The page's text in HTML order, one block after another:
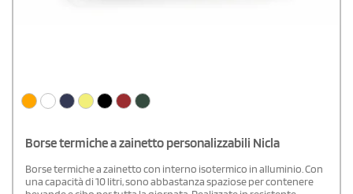
Borse termiche a zainetto personalizzabili Nicla
Borse termiche a zainetto con interno isotermico in alluminio. Con
una capacità di 10 litri, sono abbastanza spaziose per contenere